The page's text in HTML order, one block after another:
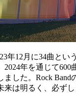
年12月に34曲とい
2024年を通じて600
ました。Rock Band
来は明るく、必ず